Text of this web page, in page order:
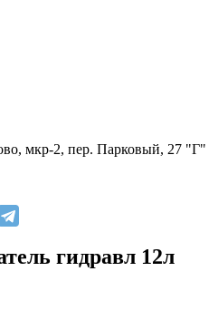
мкр-2, пер. Парковый, 27 "Г"
гидравл 12л